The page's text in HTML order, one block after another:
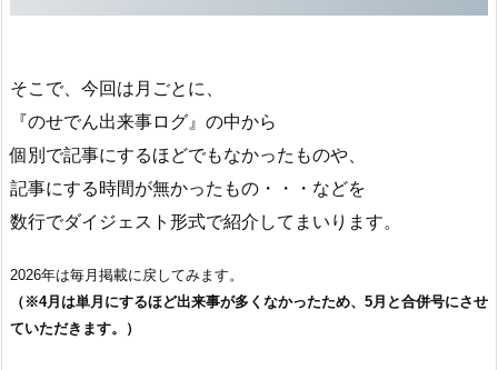
そこで、今回は月ごとに、
『のせでん出来事ログ』の中から
個別で記事にするほどでもなかったものや、
記事にする時間が無かったもの・・・などを
数行でダイジェスト形式で紹介してまいります。
2026年は毎月掲載に戻してみます。
（※4月は単月にするほど出来事が多くなかったため、5月と合併号にさせ
ていただきます。）